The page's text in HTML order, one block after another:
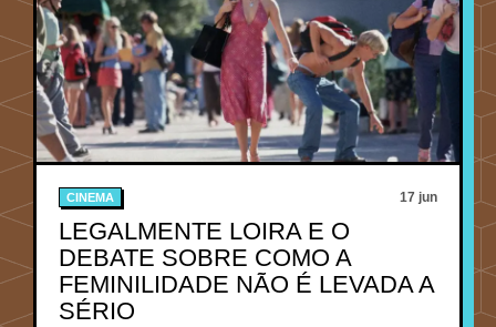
CINEMA 17 jun
LEGALMENTE LOIRA E O
DEBATE SOBRE COMO A
FEMINILIDADE NÃO É LEVADA A
SÉRIO